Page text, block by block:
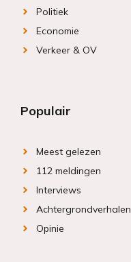
Politiek
Economie
Verkeer & OV
Populair
Meest gelezen
112 meldingen
Interviews
Achtergrondverhalen
Opinie